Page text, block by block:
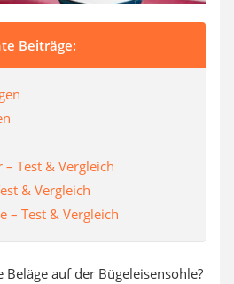
Beiträge:
Test & Vergleich
& Vergleich
– Test & Vergleich
Beläge auf der Bügeleisensohle?